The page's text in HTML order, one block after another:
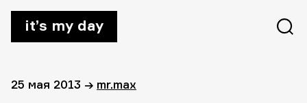
it’s my day
25 мая 2013 → mr.max